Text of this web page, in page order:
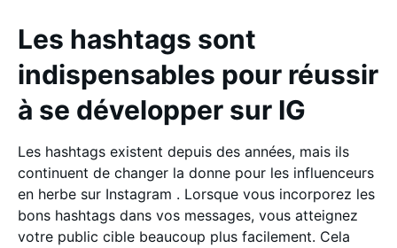
Les hashtags sont
indispensables pour réussir
à se développer sur IG
Les hashtags existent depuis des années, mais ils
continuent de changer la donne pour les influenceurs
en herbe sur Instagram . Lorsque vous incorporez les
bons hashtags dans vos messages, vous atteignez
votre public cible beaucoup plus facilement. Cela